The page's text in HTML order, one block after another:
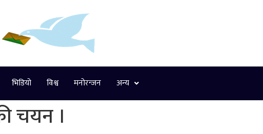
भिडियो विश्व मनोरन्जन अन्य
चयन ।